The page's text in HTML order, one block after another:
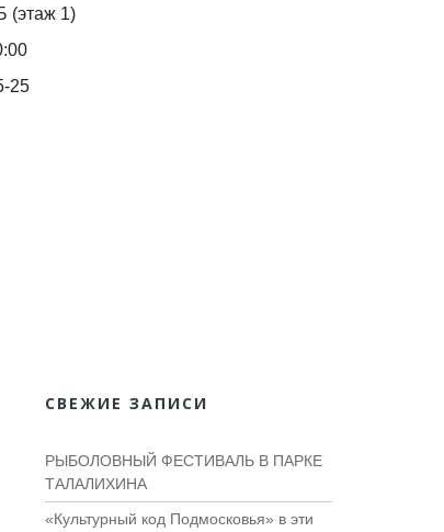
(этаж 1)
25
СВЕЖИЕ ЗАПИСИ
РЫБОЛОВНЫЙ ФЕСТИВАЛЬ В ПАРКЕ
ТАЛАЛИХИНА
«Культурный код Подмосковья» в эти